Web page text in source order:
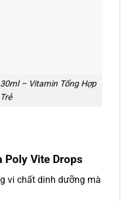
– Vitamin Tổng Hợp
Poly Vite Drops
vi chất dinh dưỡng mà